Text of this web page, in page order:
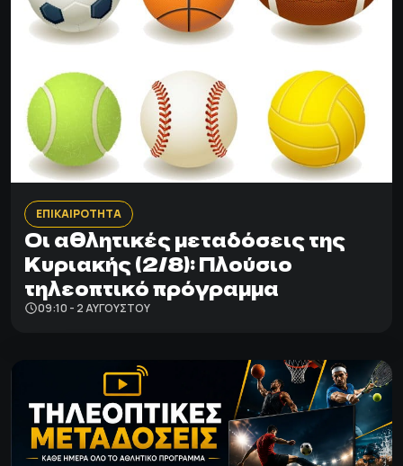
ΕΠΙΚΑΙΡΟΤΗΤΑ
Οι αθλητικές μεταδόσεις της
Κυριακής (2/8): Πλούσιο
τηλεοπτικό πρόγραμμα
09:10 - 2 ΑΥΓΟΎΣΤΟΥ